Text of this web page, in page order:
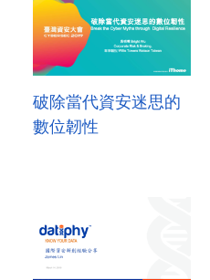
破除當代資安迷思的
數位韌性